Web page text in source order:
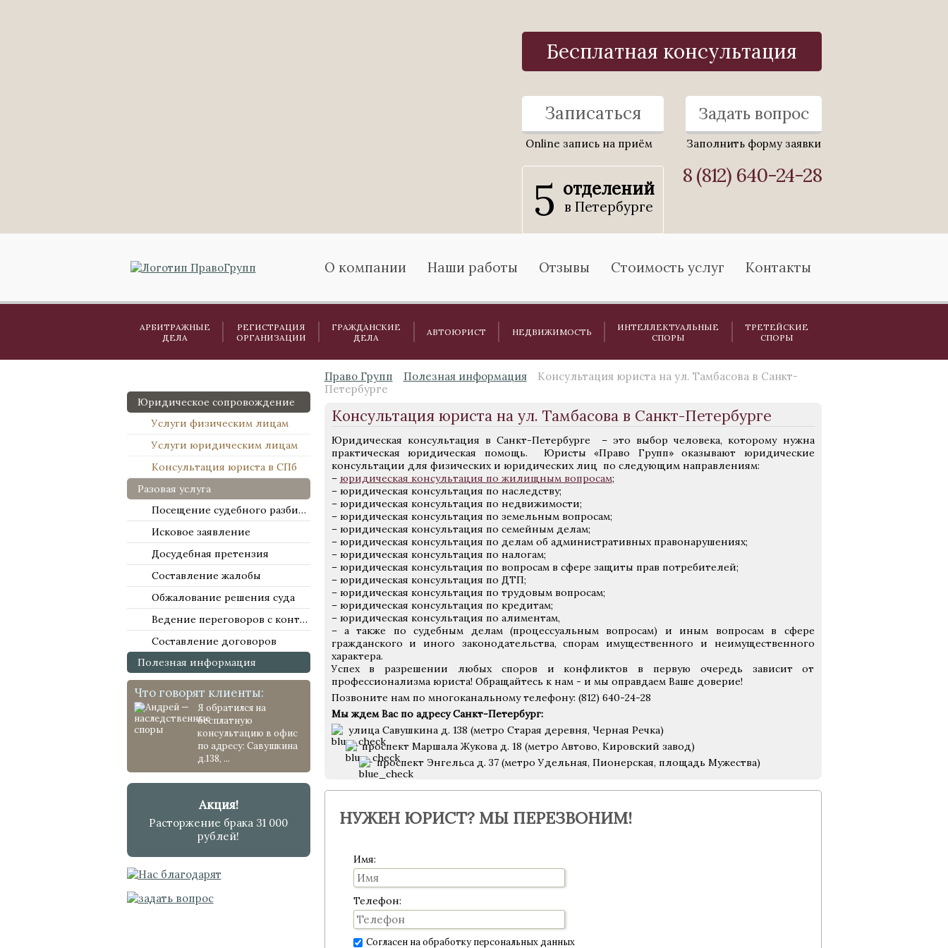
Бесплатная консультация
Записаться
Online запись на приём
Задать вопрос
Заполнить форму заявки
5 отделений
в Петербурге
8 (812) 640-24-28
О компании Наши работы Отзывы Стоимость услуг Контакты
АРБИТРАЖНЫЕ
ДЕЛА
РЕГИСТРАЦИЯ
ОРГАНИЗАЦИИ
ГРАЖДАНСКИЕ
ДЕЛА
АВТОЮРИСТ НЕДВИЖИМОСТЬ
ИНТЕЛЛЕКТУАЛЬНЫЕ
СПОРЫ
ТРЕТЕЙСКИЕ
СПОРЫ
Юридическое сопровождение
Услуги физическим лицам
Услуги юридическим лицам
Консультация юриста в СПб
Разовая услуга
Посещение судебного разбирательства
Исковое заявление
Досудебная претензия
Составление жалобы
Обжалование решения суда
Ведение переговоров с контрагентами
Составление договоров
Полезная информация
Что говорят клиенты:
Я обратился на
бесплатную
консультацию в офис
по адресу: Савушкина
д.138, ...
Акция!
Расторжение брака 31 000
рублей!
Право Групп Полезная информация
Консультация юриста на ул. Тамбасова в Санкт-
Петербурге
Консультация юриста на ул. Тамбасова в Санкт-Петербурге
Юридическая консультация в Санкт-Петербурге – это выбор человека, которому нужна
практическая юридическая помощь. Юристы «Право Групп» оказывают юридические
консультации для физических и юридических лиц по следующим направлениям:
– юридическая консультация по жилищным вопросам;
– юридическая консультация по наследству;
– юридическая консультация по недвижимости;
– юридическая консультация по земельным вопросам;
– юридическая консультация по семейным делам;
– юридическая консультация по делам об административных правонарушениях;
– юридическая консультация по налогам;
– юридическая консультация по вопросам в сфере защиты прав потребителей;
– юридическая консультация по ДТП;
– юридическая консультация по трудовым вопросам;
– юридическая консультация по кредитам;
– юридическая консультация по алиментам,
– а также по судебным делам (процессуальным вопросам) и иным вопросам в сфере
гражданского и иного законодательства, спорам имущественного и неимущественного
характера.
Успех в разрешении любых споров и конфликтов в первую очередь зависит от
профессионализма юриста! Обращайтесь к нам - и мы оправдаем Ваше доверие!
Позвоните нам по многоканальному телефону: (812) 640-24-28
Мы ждем Вас по адресу Санкт-Петербург:
улица Савушкина д. 138 (метро Старая деревня, Черная Речка)
проспект Маршала Жукова д. 18 (метро Автово, Кировский завод)
проспект Энгельса д. 37 (метро Удельная, Пионерская, площадь Мужества)
НУЖЕН ЮРИСТ? МЫ ПЕРЕЗВОНИМ!
Имя:
Телефон:
Согласен на обработку персональных данных